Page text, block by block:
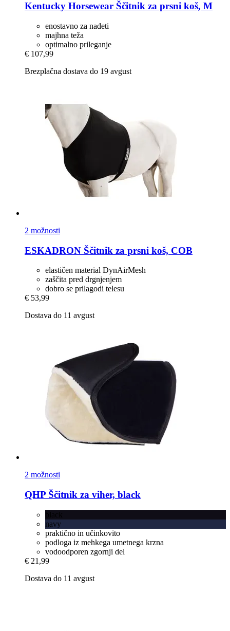
Kentucky Horsewear Ščitnik za prsni koš, M
enostavno za nadeti
majhna teža
optimalno prileganje
€ 107,99
Brezplačna dostava do 19 avgust
2 možnosti
ESKADRON Ščitnik za prsni koš, COB
elastičen material DynAirMesh
zaščita pred drgnjenjem
dobro se prilagodi telesu
€ 53,99
Dostava do 11 avgust
2 možnosti
QHP Ščitnik za viher, black
navy
praktično in učinkovito
podloga iz mehkega umetnega krzna
vodoodporen zgornji del
€ 21,99
Dostava do 11 avgust